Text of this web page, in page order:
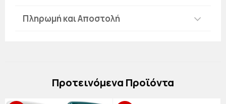
Πληρωμή και Αποστολή
Πρoτεινόμενα Προϊόντα